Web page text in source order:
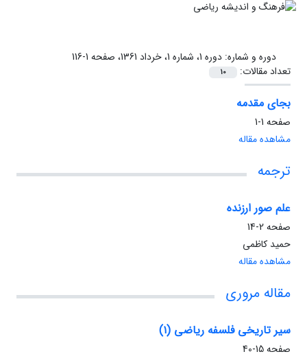
دوره و شماره:دوره 1، شماره 1، خرداد 1361، صفحه 1-116
تعداد مقالات:
10
بجای مقدمه
صفحه 1-1
مشاهده مقاله
ترجمه
علم صور ارزنده
صفحه2-14
حمید کاظمی
مشاهده مقاله
مقاله مروری
سیر تاریخی فلسفه ریاضی (۱)
صفحه15-40